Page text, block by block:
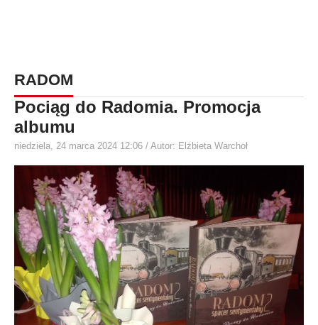
RADOM
Pociąg do Radomia. Promocja
albumu
niedziela, 24 marca 2024 12:06 / Autor: Elżbieta Warchoł